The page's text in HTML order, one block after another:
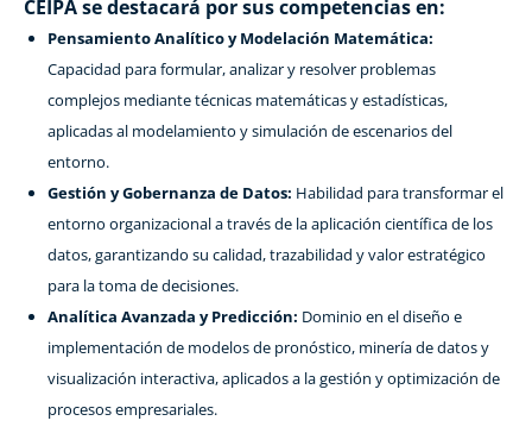
CEIPA se destacará por sus competencias en:
Pensamiento Analítico y Modelación Matemática:
Capacidad para formular, analizar y resolver problemas
complejos mediante técnicas matemáticas y estadísticas,
aplicadas al modelamiento y simulación de escenarios del
entorno.
Gestión y Gobernanza de Datos: Habilidad para transformar el
entorno organizacional a través de la aplicación científica de los
datos, garantizando su calidad, trazabilidad y valor estratégico
para la toma de decisiones.
Analítica Avanzada y Predicción: Dominio en el diseño e
implementación de modelos de pronóstico, minería de datos y
visualización interactiva, aplicados a la gestión y optimización de
procesos empresariales.